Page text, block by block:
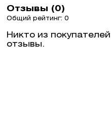
Отзывы (0)
Общий рейтинг: 0
Никто из
отзывы.